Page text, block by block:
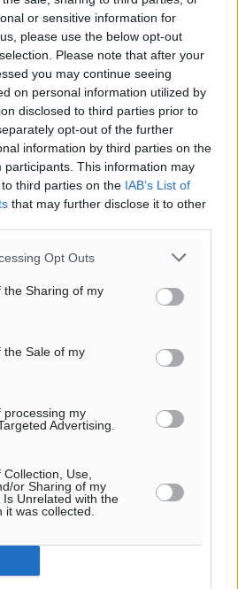
or sensitive information for
please use the below opt-out
Please note that after your
you may continue seeing
on personal information utilized by
disclosed to third parties prior to
opt-out of the further
information by third parties on the
participants. This information may
third parties on the IAB’s List of
that may further disclose it to other
Opt Outs
the Sharing of my
the Sale of my
processing my
Advertising.
Use,
or Sharing of my
Unrelated with the
was collected.